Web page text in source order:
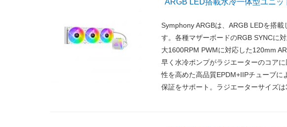
Symphony ARGBは、ARGB LEDを搭
す。各種マザーボードのRGB SYNCに
大1600RPM PWMに対応した120mm
早く水冷ポンプがラジエーターのコア
性を高めた高品質EPDM+IIPチューブ
保証をサポート。ラジエーターサイズは